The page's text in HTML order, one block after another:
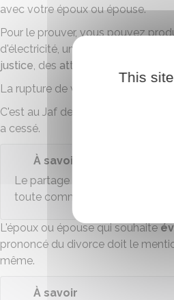
avec votre époux ou épouse.
Pour le prouver, vous pouvez
d'électricité, une attestation
justice, des attestations de
La rupture de votre vie commune
C'est au Jaf de déterminer si les
a cessé.
À savoir
Le partage du domicile en 2
toute communauté de vie.
L'époux ou épouse qui souhaite
prononcé du divorce doit le
même.
À savoir
This